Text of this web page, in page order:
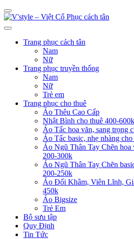
Trang phục cách tân
Nam
Nữ
Trang phục truyền thống
Nam
Nữ
Trẻ em
Trang phục cho thuê
Áo Thêu Cao Cấp
Nhật Bình cho thuê 400-600k
Áo Tấc hoa văn, sang trọng
Áo Tấc basic, nhẹ nhàng
Áo Ngũ Thân Tay Chẽn hoa
200-300k
Áo Ngũ Thân Tay Chẽn
200-250k
Áo Đối Khâm, Viên Lĩnh,
450k
Áo Bigsize
Trẻ Em
Bộ sưu tập
Quy Định
Tin Tức